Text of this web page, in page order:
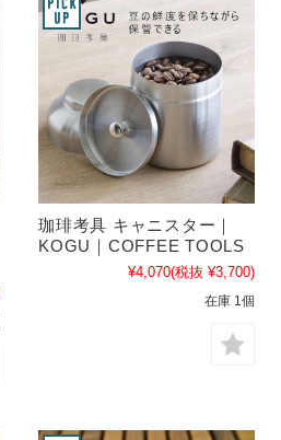
珈琲考具 キャニスター｜
KOGU｜COFFEE TOOLS
¥4,070(税抜 ¥3,700)
在庫 1個